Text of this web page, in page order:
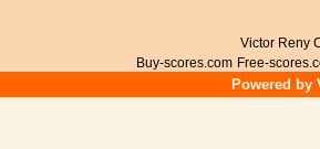
Victor Reny
Buy-scores.com Free-
Powered by